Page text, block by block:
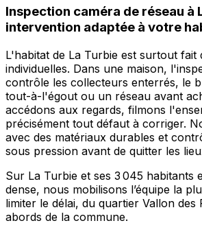
Inspection caméra de réseau à
intervention adaptée à votre
L'habitat de La Turbie est surtout fait
individuelles. Dans une maison,
contrôle les collecteurs enterrés, le
tout-à-l'égout ou un réseau avant
accédons aux regards, filmons
précisément tout défaut à corriger.
avec des matériaux durables et
sous pression avant de quitter les
Sur La Turbie et ses 3 045 habitants
dense, nous mobilisons l’équipe la
limiter le délai, du quartier Vallon des
abords de la commune.